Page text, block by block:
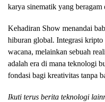
karya sinematik yang
Kehadiran Show menandai
hiburan global. Integrasi
wacana, melainkan sebuah
adalah era di mana teknologi
fondasi bagi kreativitas tanpa
Ikuti terus berita teknologi